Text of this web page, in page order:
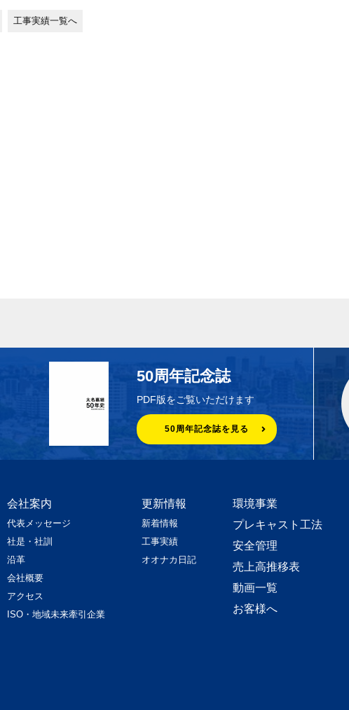
工事実績一覧へ
50周年記念誌
PDF版をご覧いただけます
50周年記念誌を見る
会社案内
代表メッセージ
社是・社訓
沿革
会社概要
アクセス
ISO・地域未来牽引企業
更新情報
新着情報
工事実績
オオナカ日記
環境事業
プレキャスト工法
安全管理
売上高推移表
動画一覧
お客様へ